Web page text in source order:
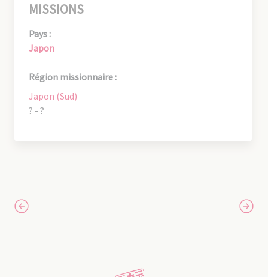
MISSIONS
Pays :
Japon
Région missionnaire :
Japon (Sud)
? - ?